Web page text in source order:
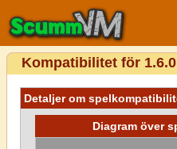
Kompatibilitet för 1.6.0
Detaljer om
Diagram över